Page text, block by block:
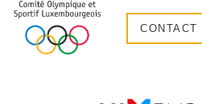
CONTACT